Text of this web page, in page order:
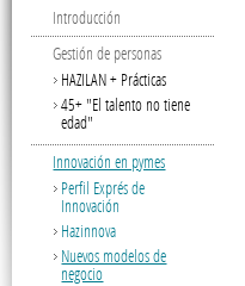
Introducción
Gestión de personas
HAZILAN + Prácticas
45+ "El talento no tiene
edad"
Innovación en pymes
Perfil Exprés de
Innovación
Hazinnova
Nuevos modelos de
negocio